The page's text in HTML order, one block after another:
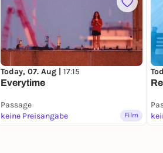
Today, 07. Aug | 17:15
Everytime
Passage
keine Preisangabe
Film